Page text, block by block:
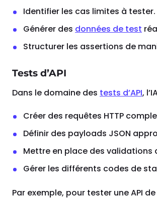
Identifier les cas limites à tester.
Générer des données de test
Structurer les assertions de
Tests d’API
Dans le domaine des tests d’API,
Créer des requêtes HTTP
Définir des payloads JSON
Mettre en place des validations
Gérer les différents codes de
Par exemple, pour tester une API